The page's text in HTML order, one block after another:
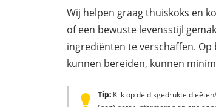
Wij helpen graag thuiskoks en
of een bewuste levensstijl
ingrediënten te verschaffen.
kunnen bereiden, kunnen
Tip: Klik op de dikgedrukte